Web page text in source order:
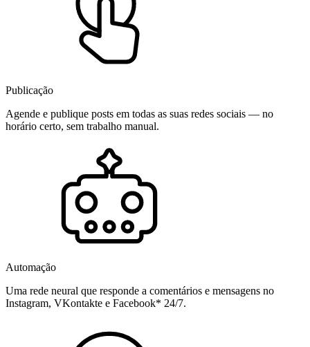
Publicação
Agende e publique posts em todas as suas redes sociais — no
horário certo, sem trabalho manual.
Automação
Uma rede neural que responde a comentários e mensagens no
Instagram, VKontakte e Facebook* 24/7.